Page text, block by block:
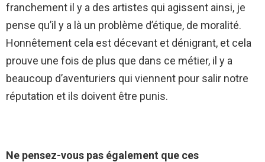
franchement il y a des artistes qui agissent ainsi, je
pense qu’il y a là un problème d’étique, de moralité.
Honnêtement cela est décevant et dénigrant, et cela
prouve une fois de plus que dans ce métier, il y a
beaucoup d’aventuriers qui viennent pour salir notre
réputation et ils doivent être punis.
Ne pensez-vous pas également que ces